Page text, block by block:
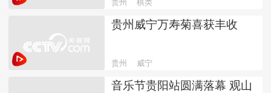
贵州 棋类
贵州威宁万寿菊喜获丰收
贵州 威宁
音乐节贵阳站圆满落幕 观山